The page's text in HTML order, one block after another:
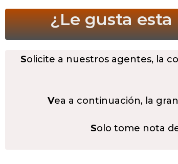
¿Le gusta
Solicite a nuestros agentes, la
Vea a continuación, la
Solo tome nota